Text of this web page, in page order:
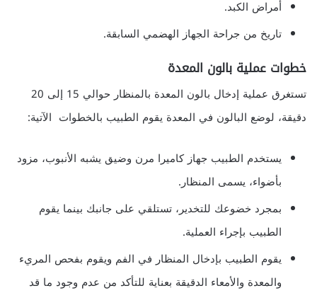
أمراض الكبد.
تاريخ من جراحة الجهاز الهضمي السابقة.
خطوات عملية بالون المعدة
تستغرق عملية إدخال بالون المعدة بالمنظار حوالي 15 إلى 20
دقيقة، لوضع البالون في المعدة يقوم الطبيب بالخطوات الآتية:
يستخدم الطبيب جهاز كاميرا مرن وضيق يشبه الأنبوب، مزود
بأضواء، يسمى المنظار.
بمجرد خضوعك للتخدير، تستلقي على جانبك بينما يقوم
الطبيب بإجراء العملية.
يقوم الطبيب بإدخال المنظار في الفم ويقوم بفحص المريء
والمعدة والأمعاء الدقيقة بعناية للتأكد من عدم وجود ما قد